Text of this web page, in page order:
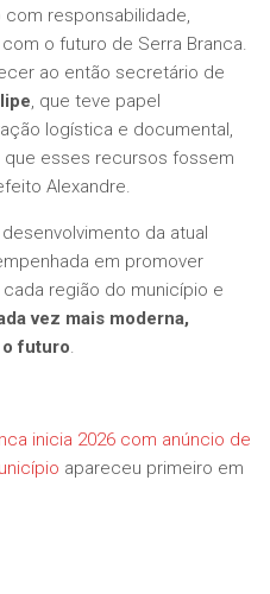
responsabilidade,
o futuro de Serra Branca.
ao então secretário de
, que teve papel
logística e documental,
esses recursos fossem
Alexandre.
da atual
em promover
região do município e
vez mais moderna,
o futuro.
inicia 2026 com anúncio de
apareceu primeiro em